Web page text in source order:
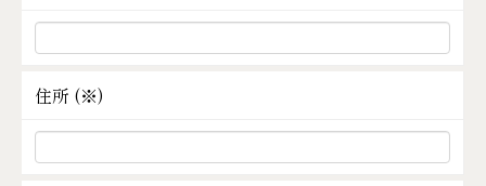
住所 (※)